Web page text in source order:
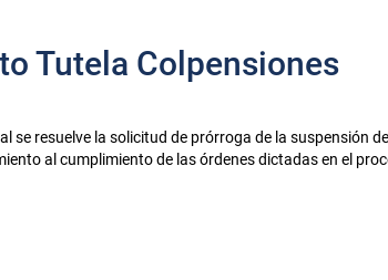
Tutela Colpensiones
se resuelve la solicitud de prórroga de la suspensión
al cumplimiento de las órdenes dictadas en el